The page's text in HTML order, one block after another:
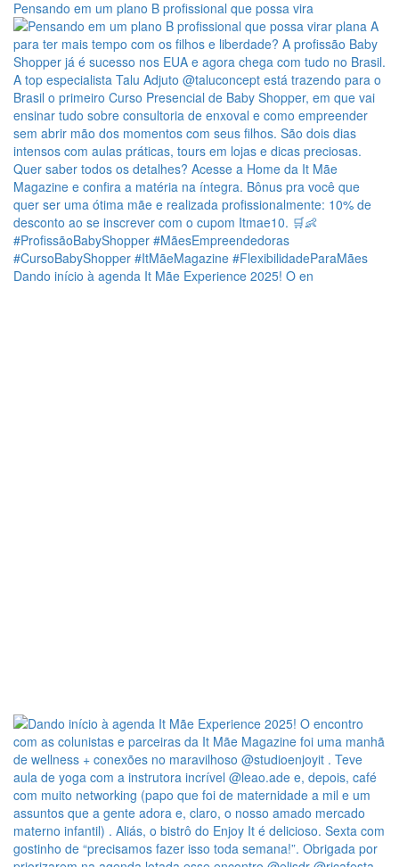
Pensando em um plano B profissional que possa vira
Dando início à agenda It Mãe Experience 2025! O en